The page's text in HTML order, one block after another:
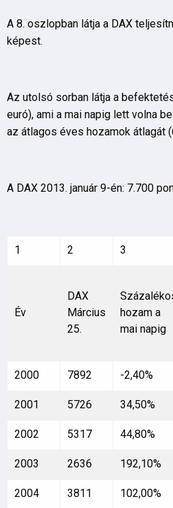
A 8. oszlopban látja a DAX
képest.
Az utolsó sorban látja a
euró), ami a mai napig lett volna
az átlagos éves hozamok átlagát
A DAX 2013. január 9-én: 7.700
1 2 3
Év
DAX
Március
25.
hozam a
mai napig
2000 7892 -2,40%
2001 5726 34,50%
2002 5317 44,80%
2003 2636 192,10%
2004 3811 102,00%